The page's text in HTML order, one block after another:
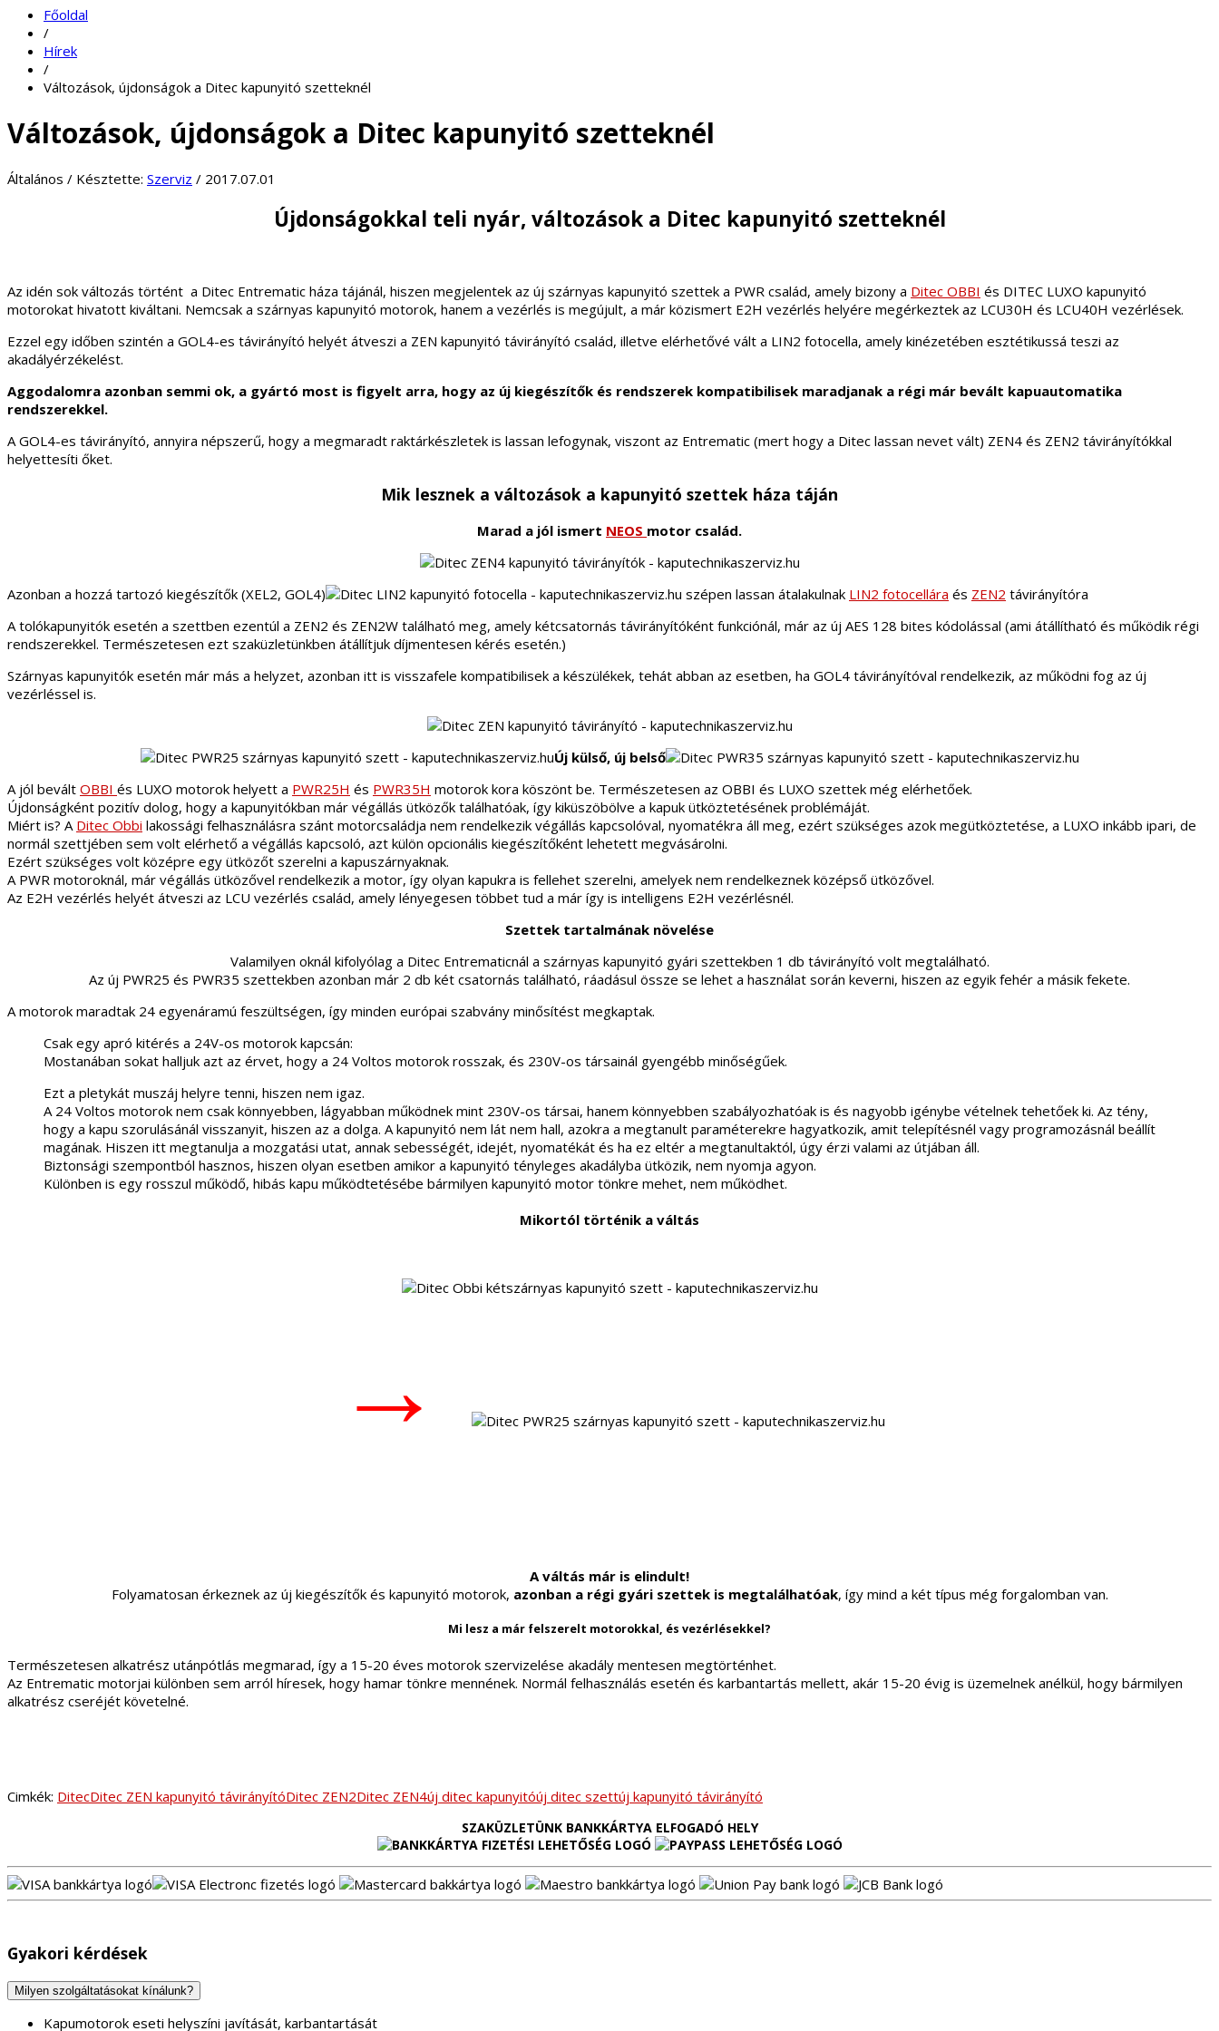
Főoldal
/
Hírek
/
Változások, újdonságok a Ditec kapunyitó szetteknél
Változások, újdonságok a Ditec kapunyitó szetteknél
Általános / Késztette: Szerviz / 2017.07.01
Újdonságokkal teli nyár, változások a Ditec kapunyitó szetteknél
Az idén sok változás történt a Ditec Entrematic háza tájánál, hiszen megjelentek az új szárnyas kapunyitó szettek a PWR család, amely bizony a Ditec OBBI és DITEC LUXO kapunyitó
motorokat hivatott kiváltani. Nemcsak a szárnyas kapunyitó motorok, hanem a vezérlés is megújult, a már közismert E2H vezérlés helyére megérkeztek az LCU30H és LCU40H vezérlések.
Ezzel egy időben szintén a GOL4-es távirányító helyét átveszi a ZEN kapunyitó távirányító család, illetve elérhetővé vált a LIN2 fotocella, amely kinézetében esztétikussá teszi az
akadályérzékelést.
Aggodalomra azonban semmi ok, a gyártó most is figyelt arra, hogy az új kiegészítők és rendszerek kompatibilisek maradjanak a régi már bevált kapuautomatika
rendszerekkel.
A GOL4-es távirányító, annyira népszerű, hogy a megmaradt raktárkészletek is lassan lefogynak, viszont az Entrematic (mert hogy a Ditec lassan nevet vált) ZEN4 és ZEN2 távirányítókkal
helyettesíti őket.
Mik lesznek a változások a kapunyitó szettek háza táján
Marad a jól ismert NEOS motor család.
Azonban a hozzá tartozó kiegészítők (XEL2, GOL4) szépen lassan átalakulnak LIN2 fotocellára és ZEN2 távirányítóra
A tolókapunyitók esetén a szettben ezentúl a ZEN2 és ZEN2W található meg, amely kétcsatornás távirányítóként funkciónál, már az új AES 128 bites kódolással (ami átállítható és működik régi
rendszerekkel. Természetesen ezt szaküzletünkben átállítjuk díjmentesen kérés esetén.)
Szárnyas kapunyitók esetén már más a helyzet, azonban itt is visszafele kompatibilisek a készülékek, tehát abban az esetben, ha GOL4 távirányítóval rendelkezik, az működni fog az új
vezérléssel is.
Új külső, új belső
A jól bevált OBBI és LUXO motorok helyett a PWR25H és PWR35H motorok kora köszönt be. Természetesen az OBBI és LUXO szettek még elérhetőek.
Újdonságként pozitív dolog, hogy a kapunyitókban már végállás ütközők találhatóak, így kiküszöbölve a kapuk ütköztetésének problémáját.
Miért is? A Ditec Obbi lakossági felhasználásra szánt motorcsaládja nem rendelkezik végállás kapcsolóval, nyomatékra áll meg, ezért szükséges azok megütköztetése, a LUXO inkább ipari, de
normál szettjében sem volt elérhető a végállás kapcsoló, azt külön opcionális kiegészítőként lehetett megvásárolni.
Ezért szükséges volt középre egy ütközőt szerelni a kapuszárnyaknak.
A PWR motoroknál, már végállás ütközővel rendelkezik a motor, így olyan kapukra is fellehet szerelni, amelyek nem rendelkeznek középső ütközővel.
Az E2H vezérlés helyét átveszi az LCU vezérlés család, amely lényegesen többet tud a már így is intelligens E2H vezérlésnél.
Szettek tartalmának növelése
Valamilyen oknál kifolyólag a Ditec Entrematicnál a szárnyas kapunyitó gyári szettekben 1 db távirányító volt megtalálható.
Az új PWR25 és PWR35 szettekben azonban már 2 db két csatornás található, ráadásul össze se lehet a használat során keverni, hiszen az egyik fehér a másik fekete.
A motorok maradtak 24 egyenáramú feszültségen, így minden európai szabvány minősítést megkaptak.
Csak egy apró kitérés a 24V-os motorok kapcsán:
Mostanában sokat halljuk azt az érvet, hogy a 24 Voltos motorok rosszak, és 230V-os társainál gyengébb minőségűek.
Ezt a pletykát muszáj helyre tenni, hiszen nem igaz.
A 24 Voltos motorok nem csak könnyebben, lágyabban működnek mint 230V-os társai, hanem könnyebben szabályozhatóak is és nagyobb igénybe vételnek tehetőek ki. Az tény,
hogy a kapu szorulásánál visszanyit, hiszen az a dolga. A kapunyitó nem lát nem hall, azokra a megtanult paraméterekre hagyatkozik, amit telepítésnél vagy programozásnál beállít
magának. Hiszen itt megtanulja a mozgatási utat, annak sebességét, idejét, nyomatékát és ha ez eltér a megtanultaktól, úgy érzi valami az útjában áll.
Biztonsági szempontból hasznos, hiszen olyan esetben amikor a kapunyitó tényleges akadályba ütközik, nem nyomja agyon.
Különben is egy rosszul működő, hibás kapu működtetésébe bármilyen kapunyitó motor tönkre mehet, nem működhet.
Mikortól történik a váltás
→
A váltás már is elindult!
Folyamatosan érkeznek az új kiegészítők és kapunyitó motorok, azonban a régi gyári szettek is megtalálhatóak, így mind a két típus még forgalomban van.
Mi lesz a már felszerelt motorokkal, és vezérlésekkel?
Természetesen alkatrész utánpótlás megmarad, így a 15-20 éves motorok szervizelése akadály mentesen megtörténhet.
Az Entrematic motorjai különben sem arról híresek, hogy hamar tönkre mennének. Normál felhasználás esetén és karbantartás mellett, akár 15-20 évig is üzemelnek anélkül, hogy bármilyen
alkatrész cseréjét követelné.
Cimkék: DitecDitec ZEN kapunyitó távirányítóDitec ZEN2Ditec ZEN4új ditec kapunyitóúj ditec szettúj kapunyitó távirányító
SZAKÜZLETÜNK BANKKÁRTYA ELFOGADÓ HELY
Gyakori kérdések
Milyen szolgáltatásokat kínálunk?
Kapumotorok eseti helyszíni javítását, karbantartását